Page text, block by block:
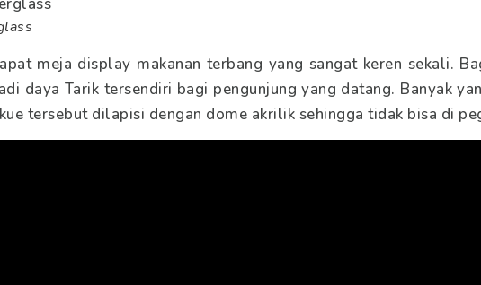
meja display makanan terbang yang sangat keren sekali.
daya Tarik tersendiri bagi pengunjung yang datang. Banyak
tersebut dilapisi dengan dome akrilik sehingga tidak bisa di